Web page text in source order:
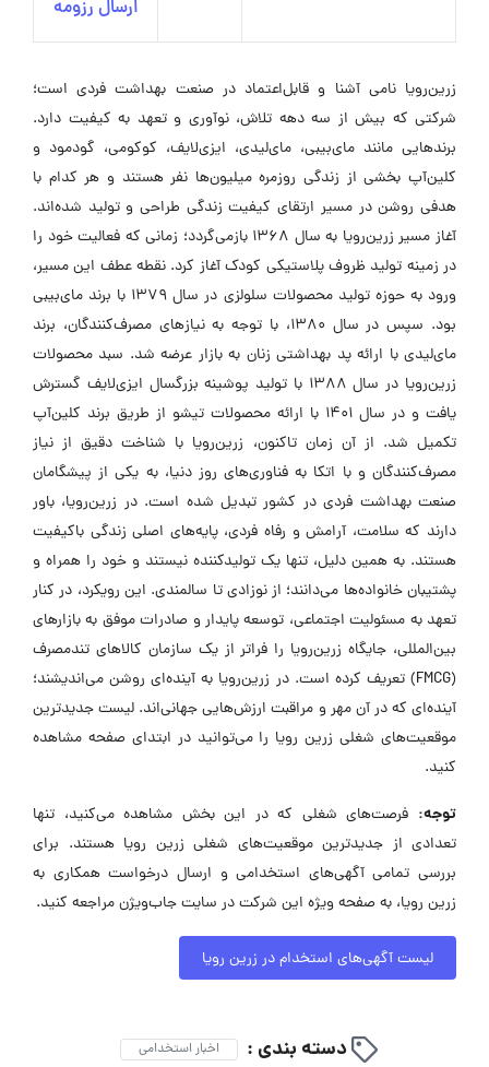
ارسال رزومه
زرین‌رویا نامی آشنا و قابل‌اعتماد در صنعت بهداشت فردی است؛
شرکتی که بیش از سه دهه تلاش، نوآوری و تعهد به کیفیت دارد.
برندهایی مانند مای‌بیبی، مای‌لیدی، ایزی‌لایف، کوکومی، گودمود و
کلین‌آپ بخشی از زندگی روزمره میلیون‌ها نفر هستند و هر کدام با
هدفی روشن در مسیر ارتقای کیفیت زندگی طراحی و تولید شده‌اند.
آغاز مسیر زرین‌رویا به سال 1368 بازمی‌گردد؛ زمانی که فعالیت خود را
در زمینه تولید ظروف پلاستیکی کودک آغاز کرد. نقطه عطف این مسیر،
ورود به حوزه تولید محصولات سلولزی در سال 1379 با برند مای‌بیبی
بود. سپس در سال 1380، با توجه به نیازهای مصرف‌کنندگان، برند
مای‌لیدی با ارائه پد بهداشتی زنان به بازار عرضه شد. سبد محصولات
زرین‌رویا در سال 1388 با تولید پوشینه بزرگسال ایزی‌لایف گسترش
یافت و در سال 1401 با ارائه محصولات تیشو از طریق برند کلین‌آپ
تکمیل شد. از آن زمان تاکنون، زرین‌رویا با شناخت دقیق از نیاز
مصرف‌کنندگان و با اتکا به فناوری‌های روز دنیا، به یکی از پیشگامان
صنعت بهداشت فردی در کشور تبدیل شده است. در زرین‌رویا، باور
دارند که سلامت، آرامش و رفاه فردی، پایه‌های اصلی زندگی باکیفیت
هستند. به همین دلیل، تنها یک تولیدکننده نیستند و خود را همراه و
پشتیبان خانواده‌ها می‌دانند؛ از نوزادی تا سالمندی. این رویکرد، در کنار
تعهد به مسئولیت اجتماعی، توسعه پایدار و صادرات موفق به بازارهای
بین‌المللی، جایگاه زرین‌رویا را فراتر از یک سازمان کالاهای تندمصرف
(FMCG) تعریف کرده است. در زرین‌رویا به آینده‌ای روشن می‌اندیشند؛
آینده‌ای که در آن مهر و مراقبت ارزش‌هایی جهانی‌اند. لیست جدیدترین
موقعیت‌های شغلی زرین رویا را می‌توانید در ابتدای صفحه مشاهده
کنید.
توجه: فرصت‌های شغلی که در این بخش مشاهده می‌کنید، تنها
تعدادی از جدیدترین موقعیت‌های شغلی زرین رویا هستند. برای
بررسی تمامی آگهی‌های استخدامی و ارسال درخواست همکاری به
زرین رویا، به صفحه ویژه این شرکت در سایت جاب‌ویژن مراجعه کنید.
لیست آگهی‌های استخدام در زرین رویا
دسته بندی : اخبار استخدامی